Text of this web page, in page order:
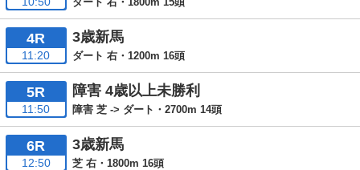
4R
11:20
3歳新馬
ダート 右・1200m 16頭
5R
11:50
障害 4歳以上未勝利
障害 芝 -> ダート・2700m 14頭
6R
12:50
3歳新馬
芝 右・1800m 16頭